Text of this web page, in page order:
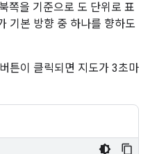
쪽을 기준으로 도 단위로 표
기본 방향 중 하나를 향하도
튼이 클릭되면 지도가 3초마